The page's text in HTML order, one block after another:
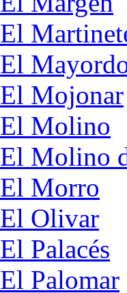
El
El
El Mojonar
El Molino
El Molino
El Morro
El Olivar
El Palacés
El Palomar